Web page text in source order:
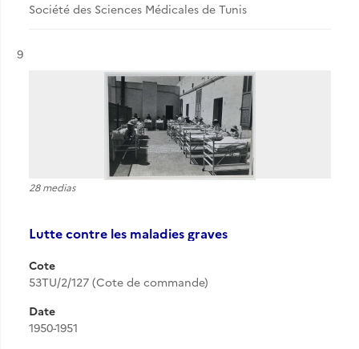
Société des Sciences Médicales de Tunis
Résultat n°
9
28 medias
Lutte contre les maladies graves
Cote
53TU/2/127 (Cote de commande)
Date
1950-1951